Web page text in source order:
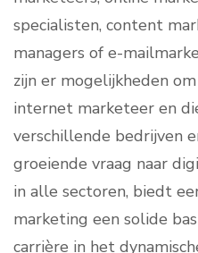
specialisten, content
managers of e-
zijn er mogelijkheden
internet marketeer en
verschillende bedrijven
groeiende vraag naar
in alle sectoren, biedt
marketing een solide
carrière in het